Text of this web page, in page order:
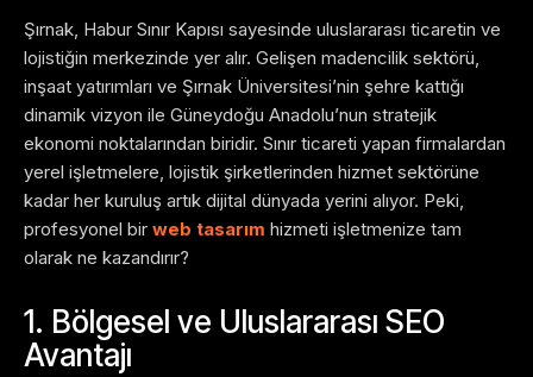
Şırnak, Habur Sınır Kapısı sayesinde uluslararası ticaretin ve
lojistiğin merkezinde yer alır. Gelişen madencilik sektörü,
inşaat yatırımları ve Şırnak Üniversitesi’nin şehre kattığı
dinamik vizyon ile Güneydoğu Anadolu’nun stratejik
ekonomi noktalarından biridir. Sınır ticareti yapan firmalardan
yerel işletmelere, lojistik şirketlerinden hizmet sektörüne
kadar her kuruluş artık dijital dünyada yerini alıyor. Peki,
profesyonel bir web tasarım hizmeti işletmenize tam
olarak ne kazandırır?
1. Bölgesel ve Uluslararası SEO
Avantajı